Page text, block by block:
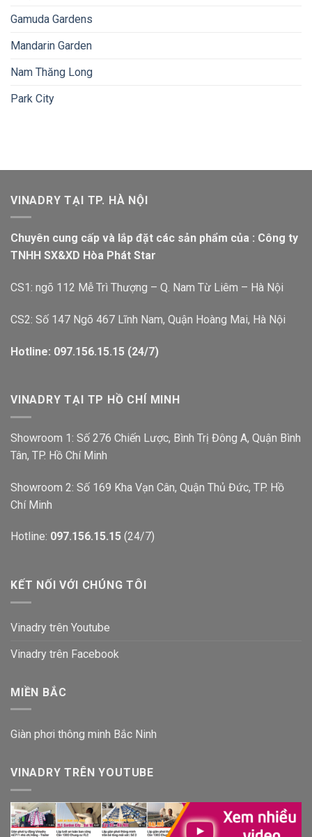
Gamuda Gardens
Mandarin Garden
Nam Thăng Long
Park City
VINADRY TẠI TP. HÀ NỘI
Chuyên cung cấp và lắp đặt các sản phẩm của : Công ty
TNHH SX&XD Hòa Phát Star
CS1: ngõ 112 Mễ Trì Thượng – Q. Nam Từ Liêm – Hà Nội
CS2: Số 147 Ngõ 467 Lĩnh Nam, Quận Hoàng Mai, Hà Nội
Hotline: 097.156.15.15 (24/7)
VINADRY TẠI TP HỒ CHÍ MINH
Showroom 1: Số 276 Chiến Lược, Bình Trị Đông A, Quận Bình
Tân, TP. Hồ Chí Minh
Showroom 2: Số 169 Kha Vạn Cân, Quận Thủ Đức, TP. Hồ
Chí Minh
Hotline: 097.156.15.15 (24/7)
KẾT NỐI VỚI CHÚNG TÔI
Vinadry trên Youtube
Vinadry trên Facebook
MIỀN BẮC
Giàn phơi thông minh Bắc Ninh
VINADRY TRÊN YOUTUBE